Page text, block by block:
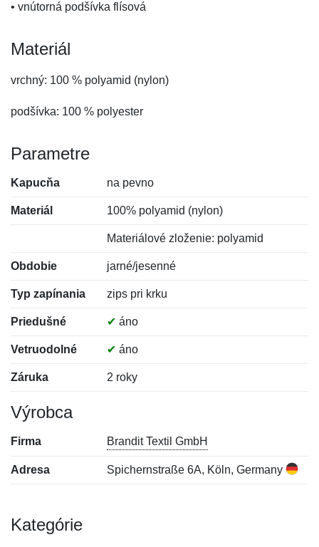
• vnútorná podšívka flísová
Materiál
vrchný: 100 % polyamid (nylon)
podšívka: 100 % polyester
Parametre
Kapucňa na pevno
Materiál 100% polyamid (nylon)
Materiálové zloženie: polyamid
Obdobie jarné/jesenné
Typ zapínania zips pri krku
Priedušné ✔ áno
Vetruodolné ✔ áno
Záruka 2 roky
Výrobca
Firma Brandit Textil GmbH
Adresa Spichernstraße 6A, Köln, Germany
Kategórie